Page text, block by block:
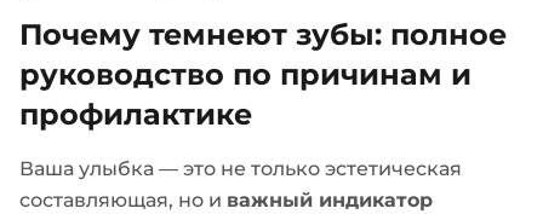
Почему темнеют зубы: полное
руководство по причинам и
профилактике
Ваша улыбка — это не только эстетическая
составляющая, но и важный индикатор